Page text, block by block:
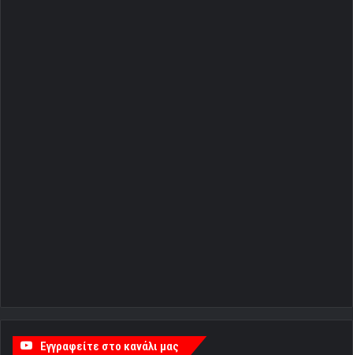
Εγγραφείτε στο κανάλι μας